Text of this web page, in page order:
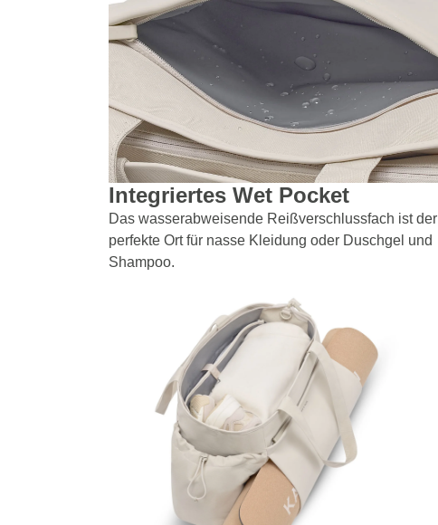
Integriertes Wet Pocket
Das wasserabweisende Reißverschlussfach ist der
perfekte Ort für nasse Kleidung oder Duschgel und
Shampoo.